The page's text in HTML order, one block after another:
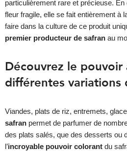
particulièrement rare et précieuse.
fleur fragile, elle se fait entièrement à
faire dans la culture de ce produit
premier producteur de safran au
Découvrez le
différentes variations
Viandes, plats de riz, entremets,
safran permet de parfumer de
des plats salés, que des desserts ou
l’incroyable pouvoir colorant du